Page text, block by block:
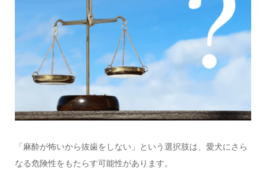
「麻酔が怖いから抜歯をしない」という選択肢は、愛犬にさら
なる危険性をもたらす可能性があります。